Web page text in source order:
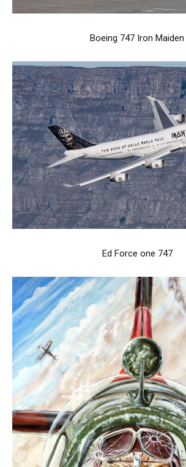
Boeing 747 Iron Maiden
Ed Force one 747